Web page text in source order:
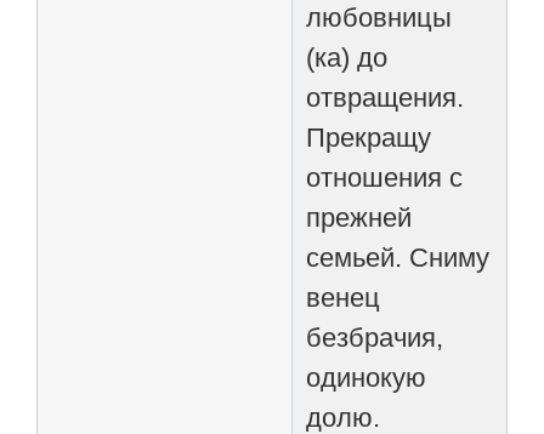
любовницы
(ка) до
отвращения.
Прекращу
отношения с
прежней
семьей. Сниму
венец
безбрачия,
одинокую
долю.